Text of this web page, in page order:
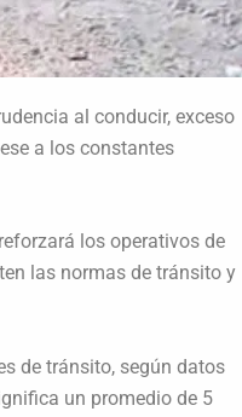
al conducir, exceso
a los constantes
los operativos de
las normas de tránsito y
de tránsito, según datos
un promedio de 5